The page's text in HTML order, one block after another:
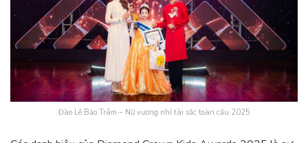
Đào Lê Bảo Trâm – Nữ vương nhí tài sắc toàn cầu 2025